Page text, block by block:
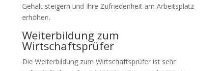
Gehalt steigern und Ihre Zufriedenheit am Arbeitsplatz
erhöhen.
Weiterbildung zum
Wirtschaftsprüfer
Die Weiterbildung zum Wirtschaftsprüfer ist sehr